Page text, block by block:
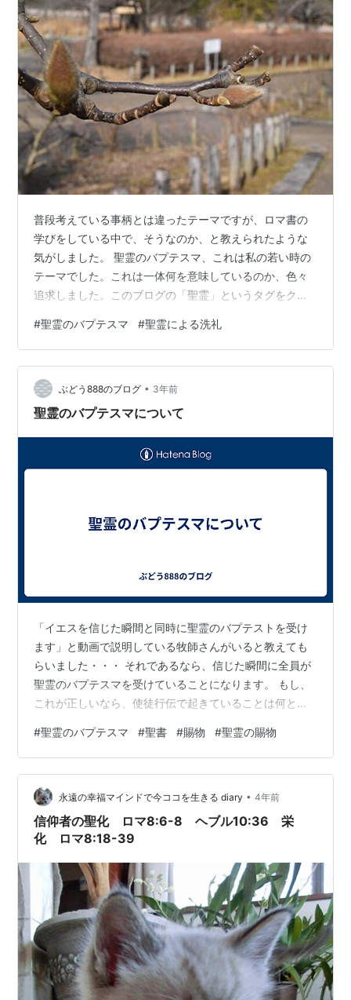
普段考えている事柄とは違ったテーマですが、ロマ書の
学びをしている中で、そうなのか、と教えられたような
気がしました。 聖霊のバプテスマ、これは私の若い時の
テーマでした。これは一体何を意味しているのか、色々
追求しました。このブログの「聖霊」というタグをクリ
す。 まず4つの福音書のどれもが、洗礼者ヨハネがイエ
スについて聖霊によって洗礼を授ける方と語っていま
す。それゆえ、聖霊による洗礼とは何か、当然知りたく
なります。 聖霊による洗礼といえば、ペンテコステ派と
いう教派があります。この教派が誕生した経緯には興味
#聖霊のバプテスマ #聖霊による洗礼
ぶどう888のブログ • 3年前
聖霊のバプテスマについて
「イエスを信じた瞬間と同時に聖霊のバプテストを受け
ます」と動画で説明している牧師さんがいると教えても
らいました・・・ それであるなら、信じた瞬間に全員が
聖霊のバプテスマを受けていることになります。 もし、
これが正しいなら、使徒行伝で起きていることは何と説
チ牧師を応援する牧師もいるし、間違った誘導も多々あ
ります。１つの意見だけ聞いて鵜吞みにするのはよくな
いです。 聖霊のバプテスマは聖霊の賜物(ギフト）。 人
それぞれ、どんな賜物を頂けるかは違っています。 イエ
スを信じた瞬間に、全員が聖霊のバプテスマを受けると
は限りません。 もちろん、水と聖霊の２…
#聖霊のバプテスマ #聖書 #賜物 #聖霊の賜物
永遠の幸福マインドで今ココを生きる diary • 4年前
信仰者の聖化 ロマ8:6-8 ヘブル10:36 栄
化 ロマ8:18-39